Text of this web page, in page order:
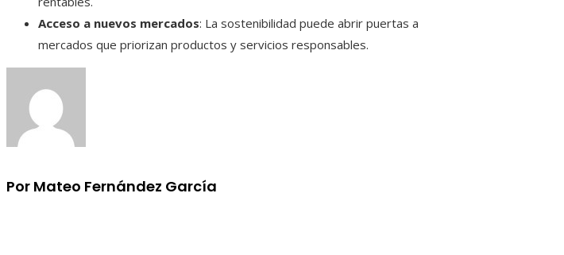
Acceso a nuevos mercados: La sostenibilidad puede abrir puertas a
mercados que priorizan productos y servicios responsables.
Por Mateo Fernández García